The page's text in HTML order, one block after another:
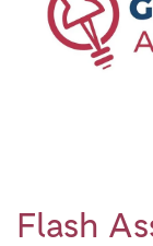
Flash